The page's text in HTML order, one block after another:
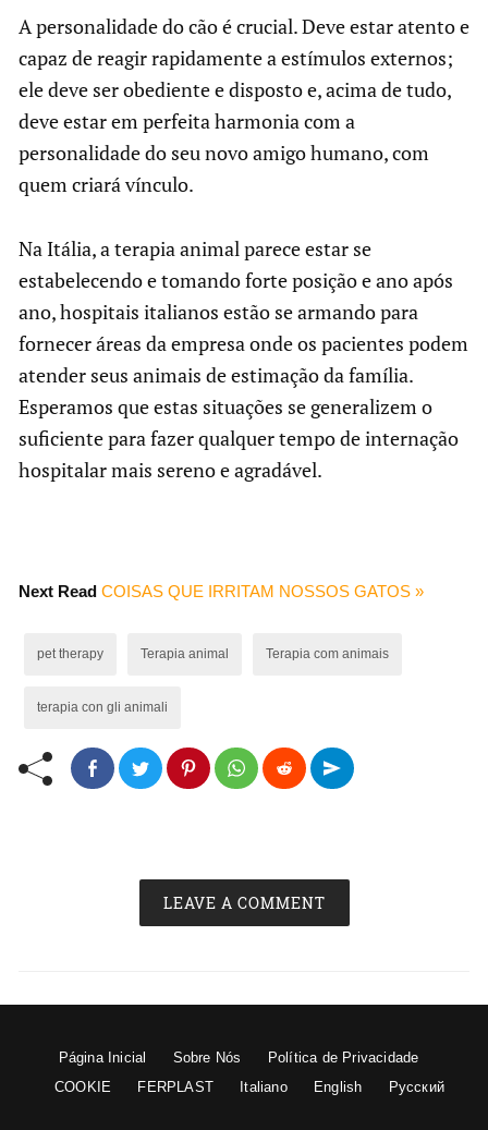
A personalidade do cão é crucial. Deve estar atento e
capaz de reagir rapidamente a estímulos externos;
ele deve ser obediente e disposto e, acima de tudo,
deve estar em perfeita harmonia com a
personalidade do seu novo amigo humano, com
quem criará vínculo.
Na Itália, a terapia animal parece estar se
estabelecendo e tomando forte posição e ano após
ano, hospitais italianos estão se armando para
fornecer áreas da empresa onde os pacientes podem
atender seus animais de estimação da família.
Esperamos que estas situações se generalizem o
suficiente para fazer qualquer tempo de internação
hospitalar mais sereno e agradável.
Next Read COISAS QUE IRRITAM NOSSOS GATOS »
pet therapy Terapia animal Terapia com animais
terapia con gli animali
LEAVE A COMMENT
Página Inicial Sobre Nós
Política de Privacidade
COOKIE
FERPLAST Italiano English Русский